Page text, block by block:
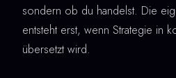
sondern ob du handelst. Die
entsteht erst, wenn Strategie in
übersetzt wird.